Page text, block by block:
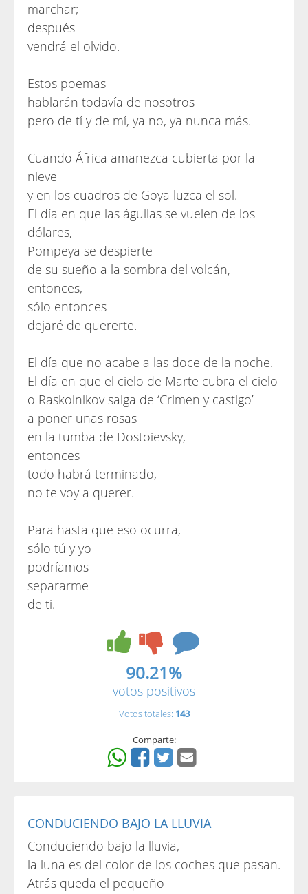
marchar;
después
vendrá el olvido.
Estos poemas
hablarán todavía de nosotros
pero de tí y de mí, ya no, ya nunca más.
Cuando África amanezca cubierta por la
nieve
y en los cuadros de Goya luzca el sol.
El día en que las águilas se vuelen de los
dólares,
Pompeya se despierte
de su sueño a la sombra del volcán,
entonces,
sólo entonces
dejaré de quererte.
El día que no acabe a las doce de la noche.
El día en que el cielo de Marte cubra el cielo
o Raskolnikov salga de ‘Crimen y castigo’
a poner unas rosas
en la tumba de Dostoievsky,
entonces
todo habrá terminado,
no te voy a querer.
Para hasta que eso ocurra,
sólo tú y yo
podríamos
separarme
de ti.
90.21%
votos positivos
Votos totales: 143
Comparte:
CONDUCIENDO BAJO LA LLUVIA
Conduciendo bajo la lluvia,
la luna es del color de los coches que pasan.
Atrás queda el pequeño